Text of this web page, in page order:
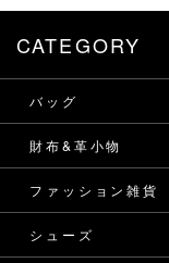
CATEGORY
バッグ
財布&革小物
ファッション雑貨
シューズ